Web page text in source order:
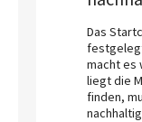
Das
macht es
liegt die
finden,